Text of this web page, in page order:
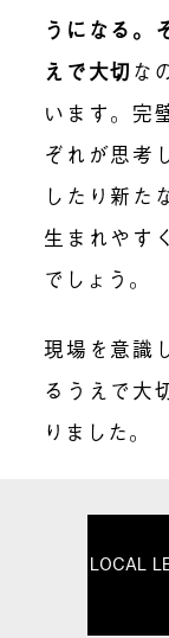
うになる。
えで大切 な
います。完
ぞれが思考
したり新た
生まれやす
でしょう。
現場を意識
るうえで大
りました。
LOCAL